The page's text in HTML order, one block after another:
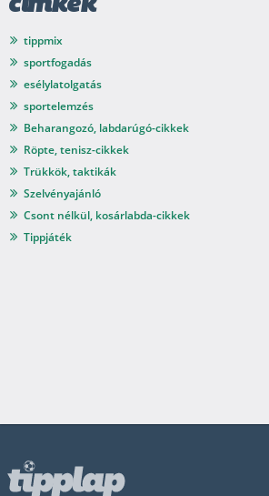
címkék
tippmix
sportfogadás
esélylatolgatás
sportelemzés
Beharangozó, labdarúgó-cikkek
Röpte, tenisz-cikkek
Trükkök, taktikák
Szelvényajánló
Csont nélkül, kosárlabda-cikkek
Tippjáték